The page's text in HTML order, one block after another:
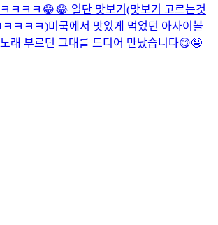
ㅋㅋㅋ😂😂 일단 맛보기(맛보기 고르는것
ㅋㅋㅋㅋ)미국에서 맛있게 먹었던 아사이볼
래 부르던 그대를 드디어 만났습니다😋🤤